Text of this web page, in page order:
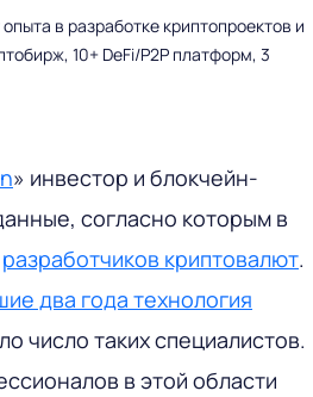
в разработке криптопроектов и
10+ DeFi/P2P платформ, 3
» инвестор и блокчейн-
согласно которым в
разработчиков криптовалют.
два года технология
число таких специалистов.
в этой области